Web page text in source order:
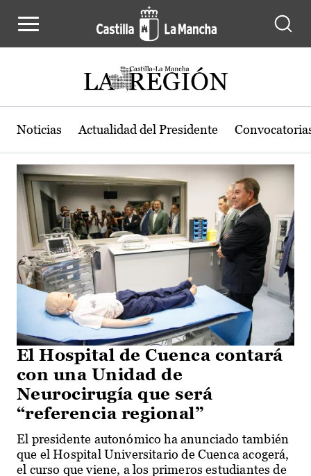
Actualidad de la región de Castilla-
Noticias Actualidad del Presidente
El Hospital de Cuenca contará
con una Unidad de
Neurocirugía que será
“referencia regional”
El presidente autonómico ha anunciado también
que el Hospital Universitario de Cuenca acogerá,
el curso que viene, a los primeros estudiantes de